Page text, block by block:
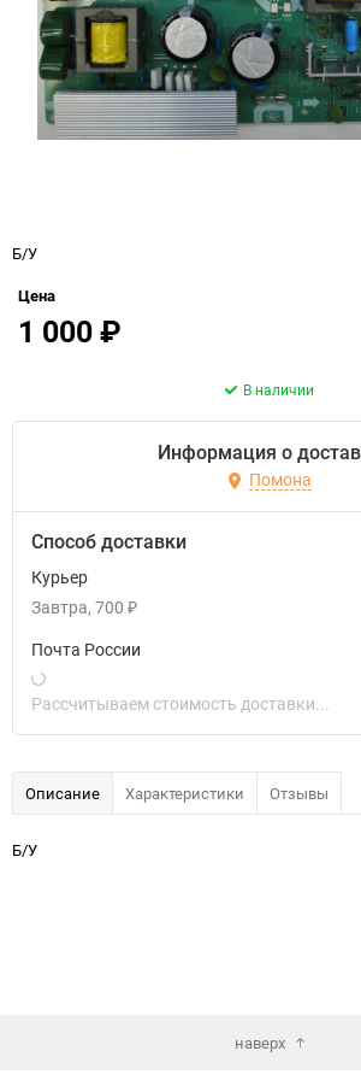
Б/У
Цена
1 000₽
В наличии
Информация о
Помона
Способ доставки
Курьер
Завтра 700 ₽
Почта России
Рассчитываем стоимость доставки...
Описание Характеристики Отзывы
Б/У
наверх